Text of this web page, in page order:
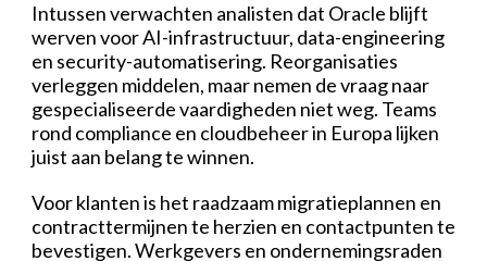
Intussen verwachten analisten dat Oracle blijft
werven voor AI-infrastructuur, data-engineering
en security-automatisering. Reorganisaties
verleggen middelen, maar nemen de vraag naar
gespecialiseerde vaardigheden niet weg. Teams
rond compliance en cloudbeheer in Europa lijken
juist aan belang te winnen.
Voor klanten is het raadzaam migratieplannen en
contracttermijnen te herzien en contactpunten te
bevestigen. Werkgevers en ondernemingsraden